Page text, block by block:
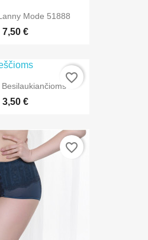
Mode 51888
7,50 €
3,50 €
favorite_border
favorite_border